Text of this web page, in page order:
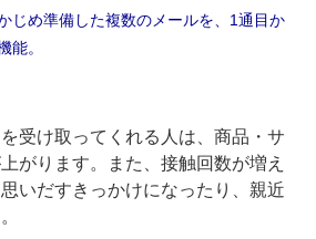
じめ準備した複数のメールを、1通目か
能。
受け取ってくれる人は、商品・サ
がります。また、接触回数が増え
いだすきっかけになったり、親近